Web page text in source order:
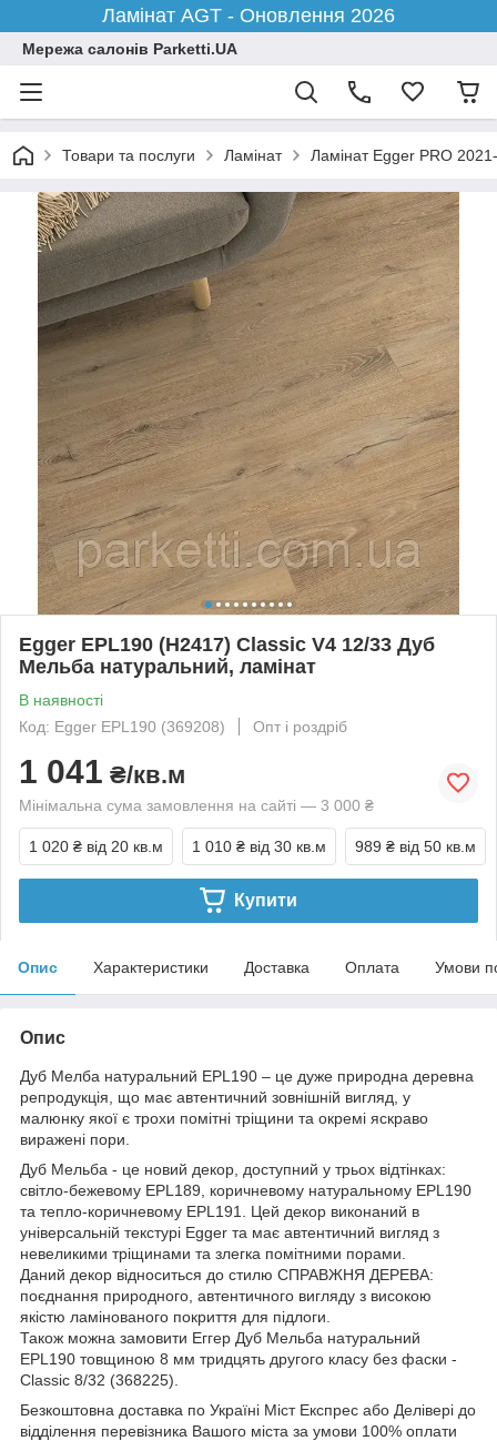
Ламінат AGT - Оновлення 2026
Мережа салонів Parketti.UA
Товари та послуги Ламінат Ламінат Egger PRO
Egger EPL190 (H2417) Classic V4 12/33 Дуб
Мельба натуральний, ламінат
В наявності
Код: Egger EPL190 (369208)
Опт і роздріб
1 041 ₴/кв.м
Мінімальна сума замовлення на сайті — 3 000 ₴
1 020 ₴ від 20 кв.м 1 010 ₴ від 30 кв.м 989 ₴ від 50 кв.м
Купити
Опис Характеристики Доставка Оплата Умови
Опис
Дуб Мелба натуральний EPL190 – це дуже природна деревна
репродукція, що має автентичний зовнішній вигляд, у
малюнку якої є трохи помітні тріщини та окремі яскраво
виражені пори.
Дуб Мельба - це новий декор, доступний у трьох відтінках:
світло-бежевому EPL189, коричневому натуральному EPL190
та тепло-коричневому EPL191. Цей декор виконаний в
універсальній текстурі Egger та має автентичний вигляд з
невеликими тріщинами та злегка помітними порами.
Даний декор відноситься до стилю СПРАВЖНЯ ДЕРЕВА:
поєднання природного, автентичного вигляду з високою
якістю ламінованого покриття для підлоги.
Також можна замовити Еггер Дуб Мельба натуральний
EPL190 товщиною 8 мм тридцять другого класу без фаски -
Classic 8/32 (368225).
Безкоштовна доставка по Україні Міст Експрес або Делівері до
відділення перевізника Вашого міста за умови 100% оплати